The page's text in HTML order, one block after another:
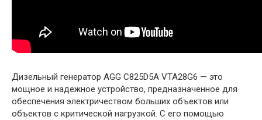
Дизельный генератор AGG C825D5A VTA28G6 — это
мощное и надежное устройство, предназначенное для
обеспечения электричеством больших объектов или
объектов с критической нагрузкой. С его помощью